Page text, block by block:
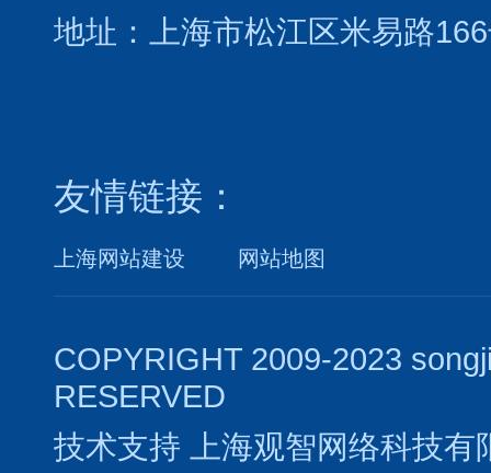
地址：上海市松江区米易路
友情链接：
上海网站建设 网站地图
COPYRIGHT 2009-2023
RESERVED
技术支持
上海观智网络科技有